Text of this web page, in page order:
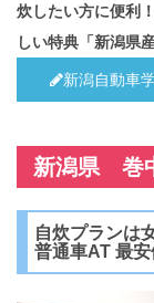
炊したい方に便利
しい特典「新潟県
新潟自動車
新潟県 巻
自炊プランは
普通車AT 最